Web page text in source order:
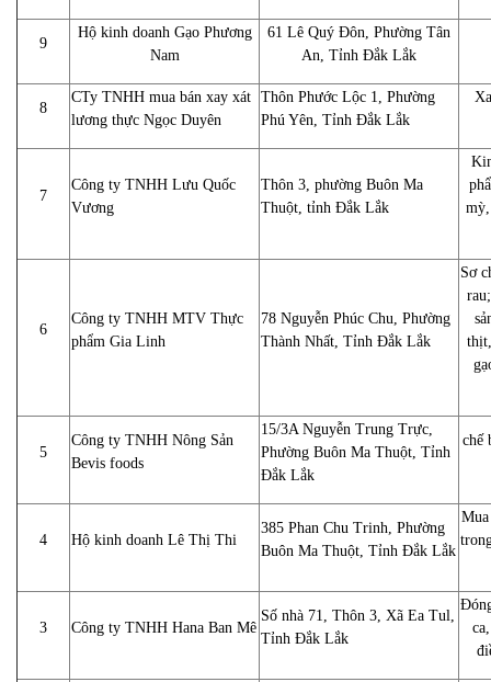
9
Hộ kinh doanh Gạo Phương
Nam
61 Lê Quý Đôn, Phường Tân
An, Tỉnh Đắk Lắk
8
CTy TNHH mua bán xay xát
lương thực Ngọc Duyên
Thôn Phước Lộc 1, Phường
Phú Yên, Tỉnh Đắk Lắk
7
Công ty TNHH Lưu Quốc
Vương
Thôn 3, phường Buôn Ma
Thuột, tỉnh Đắk Lắk
6
Công ty TNHH MTV Thực
phẩm Gia Linh
78 Nguyễn Phúc Chu, Phường
Thành Nhất, Tỉnh Đắk Lắk
Sơ
5
Công ty TNHH Nông Sản
Bevis foods
15/3A Nguyễn Trung Trực,
Phường Buôn Ma Thuột, Tỉnh
Đắk Lắk
chế
4 Hộ kinh doanh Lê Thị Thi
385 Phan Chu Trinh, Phường
Buôn Ma Thuột, Tỉnh Đắk Lắk
3 Công ty TNHH Hana Ban Mê
Số nhà 71, Thôn 3, Xã Ea Tul,
Tỉnh Đắk Lắk